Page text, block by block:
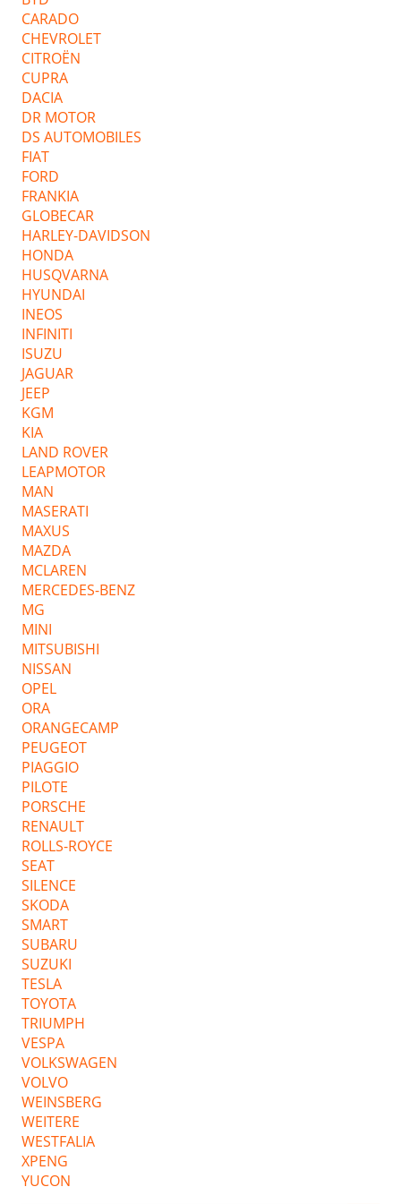
CARADO
CHEVROLET
CITROËN
CUPRA
DACIA
DR MOTOR
DS AUTOMOBILES
FIAT
FORD
FRANKIA
GLOBECAR
HARLEY-DAVIDSON
HONDA
HUSQVARNA
HYUNDAI
INEOS
INFINITI
ISUZU
JAGUAR
JEEP
KGM
KIA
LAND ROVER
LEAPMOTOR
MAN
MASERATI
MAXUS
MAZDA
MCLAREN
MERCEDES-BENZ
MG
MINI
MITSUBISHI
NISSAN
OPEL
ORA
ORANGECAMP
PEUGEOT
PIAGGIO
PILOTE
PORSCHE
RENAULT
ROLLS-ROYCE
SEAT
SILENCE
SKODA
SMART
SUBARU
SUZUKI
TESLA
TOYOTA
TRIUMPH
VESPA
VOLKSWAGEN
VOLVO
WEINSBERG
WEITERE
WESTFALIA
XPENG
YUCON